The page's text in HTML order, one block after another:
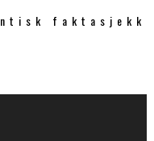
faktasjekk